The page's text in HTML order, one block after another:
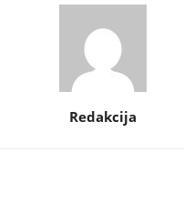
Redakcija